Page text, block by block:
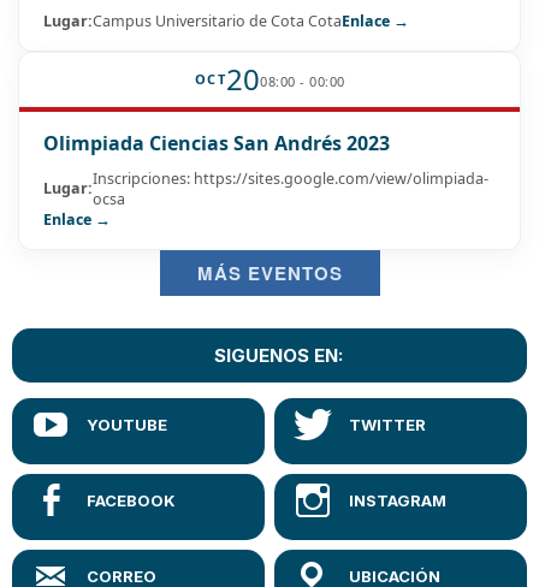
Lugar:Campus Universitario de Cota CotaEnlace →
OCT2008:00 - 00:00
Olimpiada Ciencias San Andrés 2023
Lugar:Inscripciones: https://sites.google.com/view/olimpiada-
ocsa
Enlace →
MÁS EVENTOS
SIGUENOS EN: